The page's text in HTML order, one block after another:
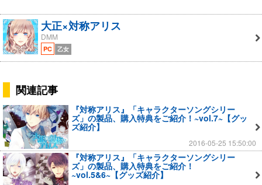
大正×対称アリス
DMM
PC 乙女
関連記事
『対称アリス』「キャラクターソングシリー
ズ」の製品、購入特典をご紹介！~vol.7~【グッ
ズ紹介】
2016-05-25 15:50:00
『対称アリス』「キャラクターソングシリー
ズ」の製品、購入特典をご紹介！
~vol.5&6~【グッズ紹介】